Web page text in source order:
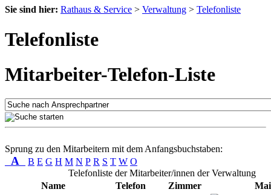
Sie sind hier: Rathaus & Service > Verwaltung > Telefonliste
Telefonliste
Mitarbeiter-Telefon-Liste
Sprung zu den Mitarbeitern mit dem Anfangsbuchstaben:
A B E G H M N P R S T W O
Telefonliste der Mitarbeiter/innen der Verwaltung
Name
Telefon Zimmer